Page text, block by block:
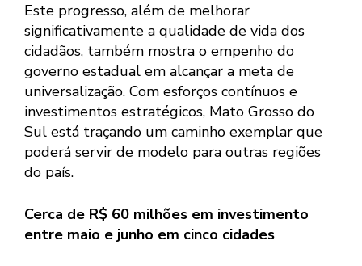
Este progresso, além de melhorar
significativamente a qualidade de vida dos
cidadãos, também mostra o empenho do
governo estadual em alcançar a meta de
universalização. Com esforços contínuos e
investimentos estratégicos, Mato Grosso do
Sul está traçando um caminho exemplar que
poderá servir de modelo para outras regiões
do país.
Cerca de R$ 60 milhões em investimento
entre maio e junho em cinco cidades